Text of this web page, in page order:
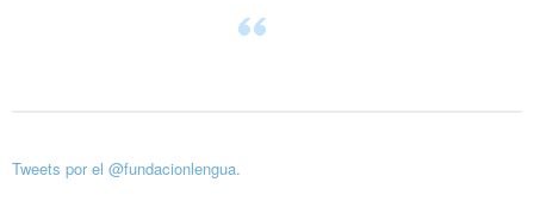
Tweets por el @fundacionlengua.